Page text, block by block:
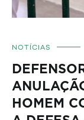
NOTÍCIAS
HOMEM